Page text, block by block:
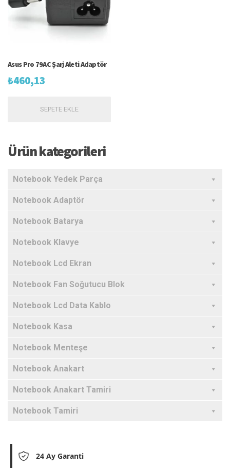
Asus Pro 79AC Şarj Aleti Adaptör
₺460,13
SEPETE EKLE
Ürün kategorileri
Notebook Yedek Parça
Notebook Adaptör
Notebook Batarya
Notebook Klavye
Notebook Lcd Ekran
Notebook Fan Soğutucu Blok
Notebook Lcd Data Kablo
Notebook Kasa
Notebook Menteşe
Notebook Anakart
Notebook Anakart Tamiri
Notebook Tamiri
24 Ay Garanti